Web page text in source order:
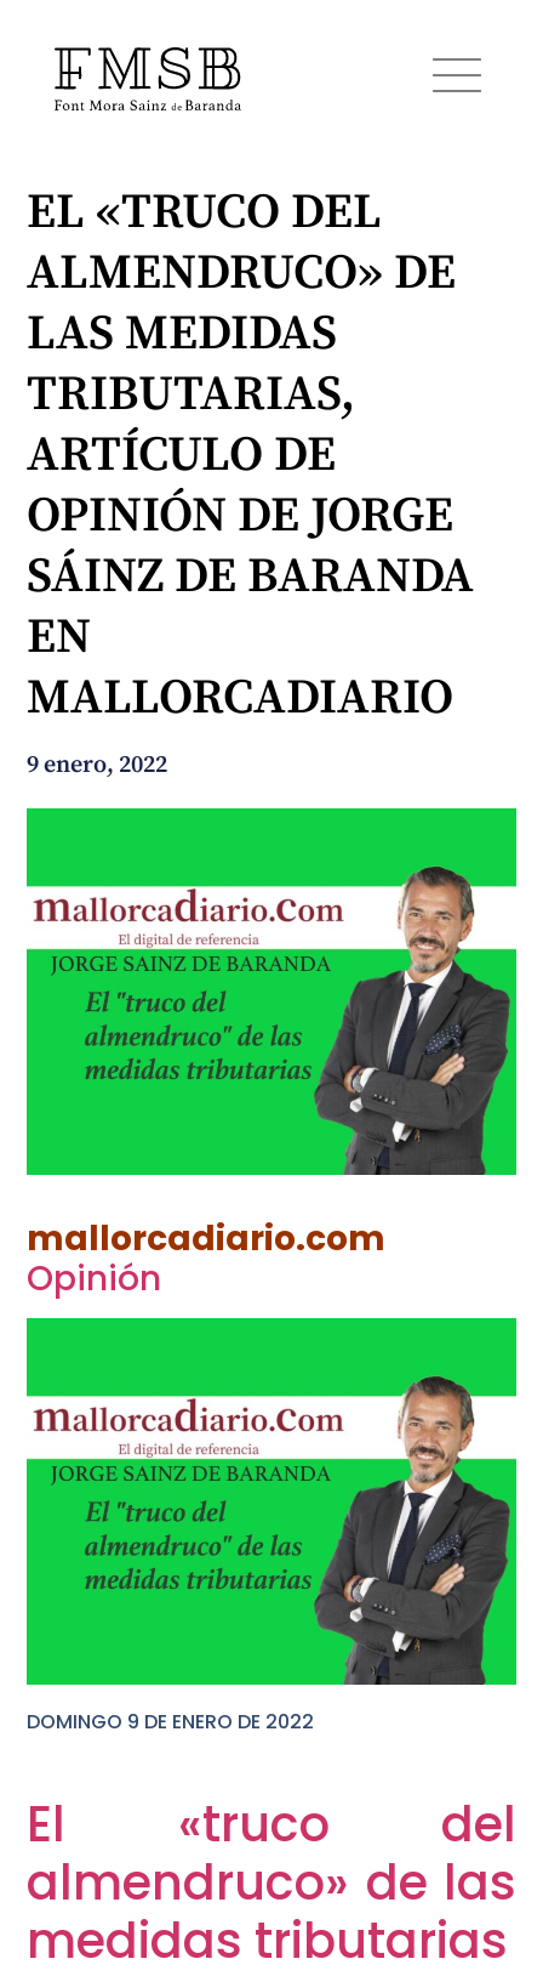
Inicio
Font Mora Sainz de Baranda
Servicios
Noticias
¿En qué podemos ayudarte?
EL «TRUCO DEL
ALMENDRUCO» DE
LAS MEDIDAS
TRIBUTARIAS,
ARTÍCULO DE
OPINIÓN DE JORGE
SÁINZ DE BARANDA
EN
MALLORCADIARIO
9 enero, 2022
mallorcadiario.com
Opinión
DOMINGO 9 DE ENERO DE 2022
El «truco del
almendruco» de las
medidas tributarias